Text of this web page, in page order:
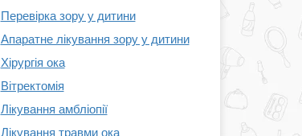
Перевірка зору у дитини
Апаратне лікування зору у дитини
Хірургія ока
Вітректомія
Лікування амбліопії
Лікування травми ока